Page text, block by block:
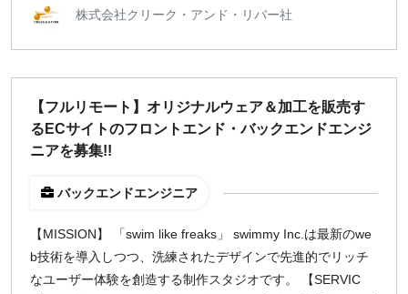
株式会社クリーク・アンド・リバー社
【フルリモート】オリジナルウェア＆加工を販売す
るECサイトのフロントエンド・バックエンドエンジ
ニアを募集!!
バックエンドエンジニア
【MISSION】 「swim like freaks」 swimmy Inc.は最新のwe
b技術を導入しつつ、洗練されたデザインで先進的でリッチ
なユーザー体験を創造する制作スタジオです。 【SERVIC